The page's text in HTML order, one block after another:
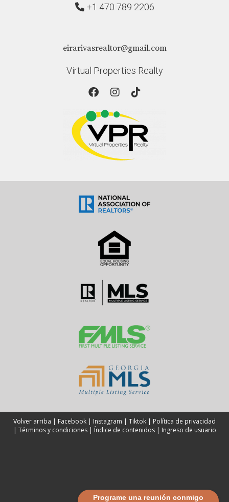
Programe una reunión conmigo
+1 470 789 2206
eirarivasrealtor@gmail.com
Virtual Properties Realty
Volver arriba | Facebook | Instagram | Tiktok | Política de privacidad
| Términos y condiciones| Índice de contenidos| Ingreso de usuario